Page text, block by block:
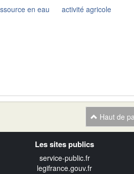
en eau
activité agricole
Haut de
Les sites publics
service-public.fr
legifrance.gouv.fr